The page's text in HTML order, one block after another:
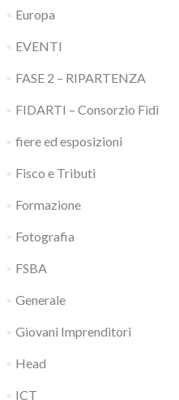
Europa
EVENTI
FASE 2 – RIPARTENZA
FIDARTI – Consorzio Fidi
fiere ed esposizioni
Fisco e Tributi
Formazione
Fotografia
FSBA
Generale
Giovani Imprenditori
Head
ICT